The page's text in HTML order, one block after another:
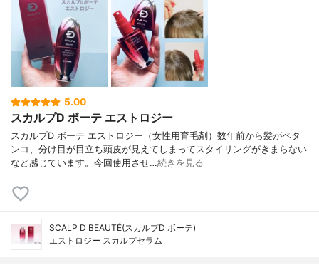
5.00
スカルプD ボーテ エストロジー
スカルプD ボーテ エストロジー（女性用育毛剤）数年前から髪がペタ
ンコ、分け目が目立ち頭皮が見えてしまってスタイリングがきまらない
など感じています。今回使用させ…続きを見る
SCALP D BEAUTÉ(スカルプD ボーテ)
エストロジー スカルプセラム